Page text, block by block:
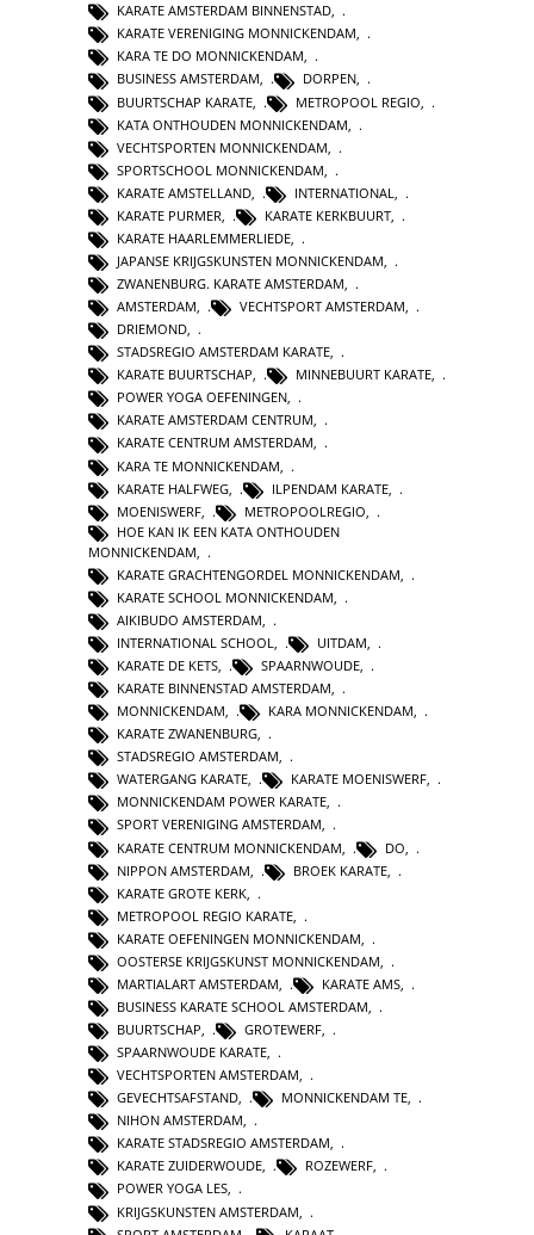
KARATE AMSTERDAM BINNENSTAD,
KARATE VERENIGING MONNICKENDAM,
KARA TE DO MONNICKENDAM,
BUSINESS AMSTERDAM, DORPEN,
BUURTSCHAP KARATE
METROPOOL REGIO
KATA ONTHOUDEN MONNICKENDAM
VECHTSPORTEN MONNICKENDAM
SPORTSCHOOL MONNICKENDAM
KARATE AMSTELLAND
INTERNATIONAL
KARATE PURMER
KARATE KERKBUURT
KARATE HAARLEMMERLIEDE
JAPANSE KRIJGSKUNSTEN MONNICKENDAM
ZWANENBURG. KARATE AMSTERDAM,
AMSTERDAM, VECHTSPORT AMSTERDAM,
DRIEMOND,
STADSREGIO AMSTERDAM KARATE,
KARATE BUURTSCHAP, MINNEBUURT KARATE,
POWER YOGA OEFENINGEN,
KARATE AMSTERDAM CENTRUM,
KARATE CENTRUM AMSTERDAM,
KARA TE MONNICKENDAM
KARATE HALFWEG
ILPENDAM KARATE
MOENISWERF
METROPOOLREGIO
HOE KAN IK EEN KATA ONTHOUDEN
MONNICKENDAM
KARATE GRACHTENGORDEL MONNICKENDAM
KARATE SCHOOL MONNICKENDAM
AIKIBUDO AMSTERDAM
INTERNATIONAL SCHOOL
UITDAM
KARATE DE KETS, SPAARNWOUDE,
KARATE BINNENSTAD AMSTERDAM,
MONNICKENDAM, KARA MONNICKENDAM,
KARATE ZWANENBURG,
STADSREGIO AMSTERDAM,
WATERGANG KARATE, KARATE MOENISWERF,
MONNICKENDAM POWER KARATE,
SPORT VERENIGING AMSTERDAM,
KARATE CENTRUM MONNICKENDAM
DO
NIPPON AMSTERDAM
BROEK KARATE
KARATE GROTE KERK
METROPOOL REGIO KARATE
KARATE OEFENINGEN MONNICKENDAM
OOSTERSE KRIJGSKUNST MONNICKENDAM
MARTIALART AMSTERDAM
KARATE AMS
BUSINESS KARATE SCHOOL AMSTERDAM
BUURTSCHAP, GROTEWERF,
SPAARNWOUDE KARATE,
VECHTSPORTEN AMSTERDAM,
GEVECHTSAFSTAND, MONNICKENDAM TE,
NIHON AMSTERDAM,
KARATE STADSREGIO AMSTERDAM,
KARATE ZUIDERWOUDE, ROZEWERF,
POWER YOGA LES,
KRIJGSKUNSTEN AMSTERDAM